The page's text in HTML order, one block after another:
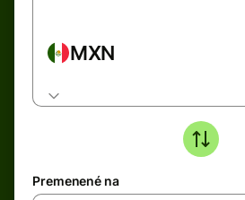
MXN
Premenené na